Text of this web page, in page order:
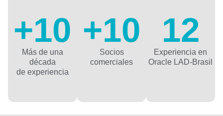
Más de una
década
de experiencia
+10
Socios
comerciales
+10
Experiencia en
Oracle LAD-Brasil
12